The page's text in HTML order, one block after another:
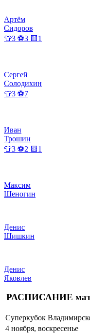
Артём
Сидоров
👕3 ⚽3 🟨1
Сергей
Солодихин
👕3 ⚽7
Иван
Трошин
👕3 ⚽2 🟨1
Максим
Шеногин
Денис
Шишкин
Денис
Яковлев
РАСПИСАНИЕ
Суперкубок
4 ноября, воскресенье